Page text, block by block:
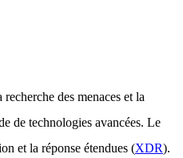
des menaces et la
de technologies avancées. Le
et la réponse étendues (XDR).